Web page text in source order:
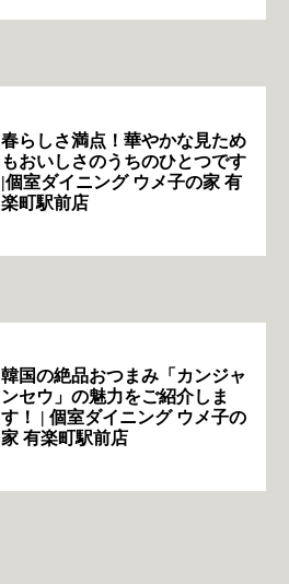
春らしさ満点！華やかな見ため
もおいしさのうちのひとつです
|個室ダイニング ウメ子の家 有
楽町駅前店
韓国の絶品おつまみ「カンジャ
ンセウ」の魅力をご紹介しま
す！ | 個室ダイニング ウメ子の
家 有楽町駅前店